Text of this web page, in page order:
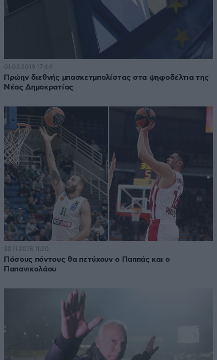
01·02·2019 17:44
Πρώην διεθνής μπασκετμπολίστας στα ψηφοδέλτια της
Νέας Δημοκρατίας
30·11·2018 11:20
Πόσους πόντους θα πετύχουν ο Παππάς και ο
Παπανικολάου